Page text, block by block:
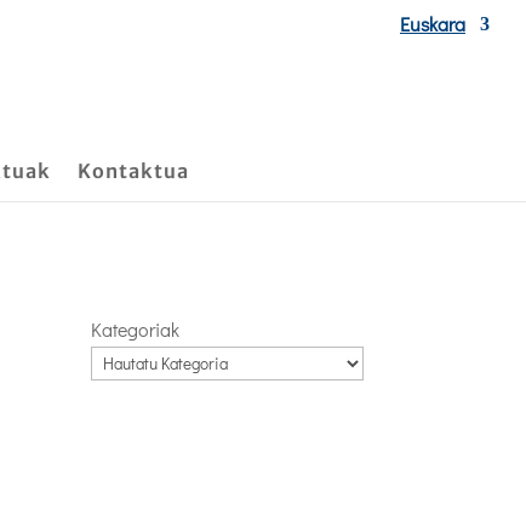
Euskara
Kontaktua
Kategoriak